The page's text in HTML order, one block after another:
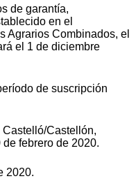
de garantía,
en el
Agrarios Combinados, el
el 1 de diciembre
de suscripción
Castellón,
febrero de 2020.
2020.